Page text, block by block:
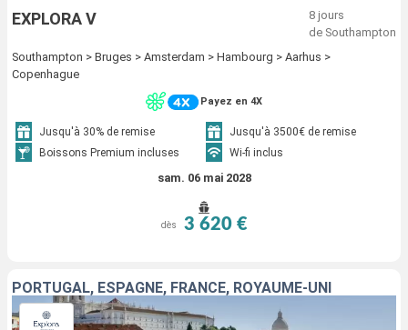
EXPLORA V
8 jours
de Southampton
Southampton > Bruges > Amsterdam > Hambourg > Aarhus >
Copenhague
Payez en 4X
Jusqu'à 30% de remise
Jusqu'à 3500€ de remise
Boissons Premium incluses
Wi-fi inclus
sam. 06 mai 2028
dès 3 620 €
PORTUGAL, ESPAGNE, FRANCE, ROYAUME-UNI